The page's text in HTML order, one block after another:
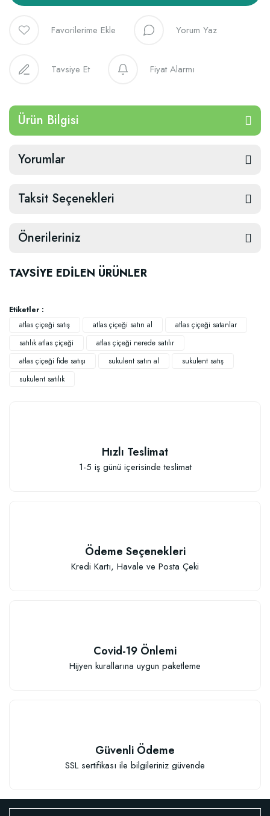
Yorum Yaz
Tavsiye Et Fiyat Alarmı
Ürün Bilgisi
Yorumlar
Taksit Seçenekleri
Önerileriniz
TAVSİYE EDİLEN ÜRÜNLER
Özel Karışım Kaktüs Sukkulent Toprağı (2 litre)
Sepete Ekle
TÜKENDI
Granül Kaktüs Sukulent Gübresi (0,5 kg)
Etiketler :
atlas çiçeği satış
atlas çiçeği satın al
atlas çiçeği satanlar
satılık atlas çiçeği
atlas çiçeği nerede satılır
atlas çiçeği fide satışı
sukulent satın al
sukulent satış
sukulent satılık
Hızlı Teslimat
1-5 iş günü içerisinde teslimat
Ödeme Seçenekleri
Kredi Kartı, Havale ve Posta Çeki
Covid-19 Önlemi
Hijyen kurallarına uygun paketleme
Güvenli Ödeme
SSL sertifikası ile bilgileriniz güvende